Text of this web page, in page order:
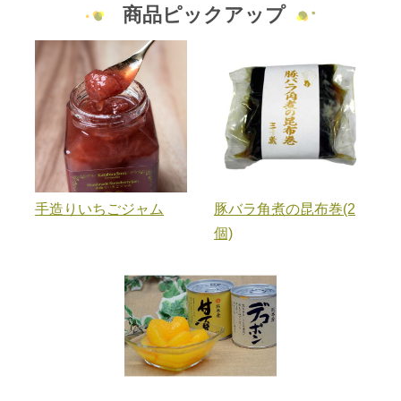
急なお知らせとなり、お客様には大変ご迷惑をお掛けい
たしますが、
何卒ご了承賜りますようお願い申し上げます。
2026/02/12
よかポイント交換受付終了商品のお知らせ
平素は格別のお引き立てを賜り、誠にありがとうござい
ます。
よかポイント商品「美彩生 美容液(2本) 4,000ポイン
2月12日(木)をもちまして、交換の受付を終了させていた
だくこととなりました。
急なお知らせとなり、お客様には大変ご迷惑をお掛けい
何卒ご了承賜りますようお願い申し上げます。
商品ピックアップ
手造りいちごジャム
豚バラ角煮の昆布巻(2
個)